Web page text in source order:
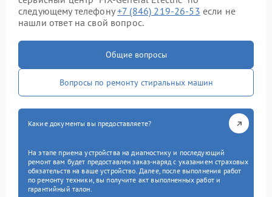
следующему телефону+7 (846) 219-26-53 если не
нашли ответ на свой вопрос.
Общие вопросы
Вопросы по ремонту стиральных машин
Какие документы вы предоставляете?
На этапе приема устройства на диагностику и последующий
ремонт вам будет предоставлен заказ-наряд с указанием страховых
обязательств на ваше устройство. Далее, после выполнения работ
по ремонту техники, вы получите акт выполненных работ и
гарантийный талон.